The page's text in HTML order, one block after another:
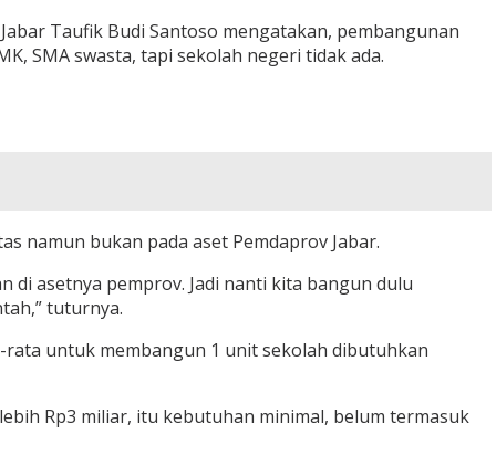
Taufik Budi Santoso mengatakan, pembangunan
SMA swasta, tapi sekolah negeri tidak ada.
namun bukan pada aset Pemdaprov Jabar.
di asetnya pemprov. Jadi nanti kita bangun dulu
tuturnya.
untuk membangun 1 unit sekolah dibutuhkan
Rp3 miliar, itu kebutuhan minimal, belum termasuk